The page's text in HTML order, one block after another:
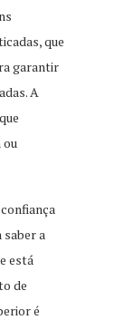
que
garantir
A
ou
saber a
está
de
é